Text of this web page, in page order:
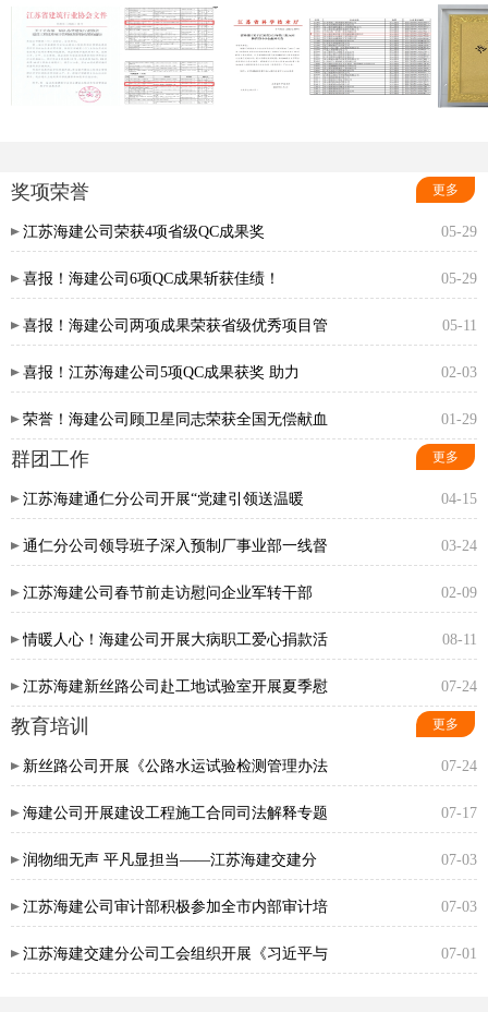
奖项荣誉 更多
江苏海建公司荣获4项省级QC成果奖 05-29
喜报！海建公司6项QC成果斩获佳绩！ 05-29
喜报！海建公司两项成果荣获省级优秀项目管 05-11
喜报！江苏海建公司5项QC成果获奖 助力 02-03
荣誉！海建公司顾卫星同志荣获全国无偿献血 01-29
群团工作 更多
江苏海建通仁分公司开展“党建引领送温暖 04-15
通仁分公司领导班子深入预制厂事业部一线督 03-24
江苏海建公司春节前走访慰问企业军转干部 02-09
情暖人心！海建公司开展大病职工爱心捐款活 08-11
江苏海建新丝路公司赴工地试验室开展夏季慰 07-24
教育培训 更多
新丝路公司开展《公路水运试验检测管理办法 07-24
海建公司开展建设工程施工合同司法解释专题 07-17
润物细无声 平凡显担当——江苏海建交建分 07-03
江苏海建公司审计部积极参加全市内部审计培 07-03
江苏海建交建分公司工会组织开展《习近平与 07-01